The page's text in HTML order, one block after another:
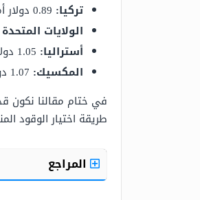
تركيا:
دولار
الولايات
أستراليا: 1.05 دولار أمريكي/ لتر.
المكسيك: 1.07 دولار أمريكي/ لتر.
في ختام مقالنا نكون
طريقة اختيار الوقود
المراجع